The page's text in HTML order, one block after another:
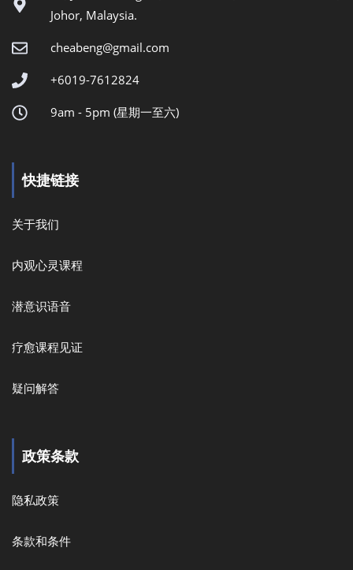
Johor, Malaysia.
cheabeng@gmail.com
+6019-7612824
9am - 5pm (星期一至六)
快捷链接
关于我们
内观心灵课程
潜意识语音
疗愈课程见证
疑问解答
政策条款
隐私政策
条款和条件